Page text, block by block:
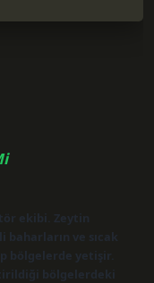
ekibi. Zeytin
baharların ve sıcak
bölgelerde yetişir.
bölgelerdeki